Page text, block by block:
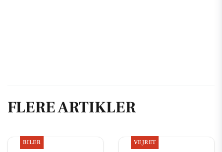
FLERE ARTIKLER
BILER VEJRET